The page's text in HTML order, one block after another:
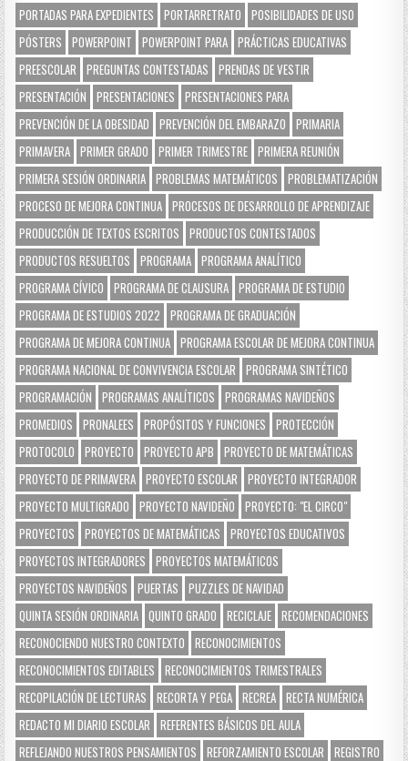
PORTADAS PARA EXPEDIENTES PORTARRETRATO
POSIBILIDADES DE USO
PÓSTERS
POWERPOINT POWERPOINT PARA PRÁCTICAS EDUCATIVAS
PREESCOLAR
PREGUNTAS CONTESTADAS
PRENDAS DE VESTIR
PRESENTACIÓN
PRESENTACIONES
PRESENTACIONES PARA
PREVENCIÓN DE LA OBESIDAD
PREVENCIÓN DEL EMBARAZO
PRIMARIA
PRIMAVERA PRIMER GRADO PRIMER TRIMESTRE PRIMERA REUNIÓN
PRIMERA SESIÓN ORDINARIA PROBLEMAS MATEMÁTICOS
PROBLEMATIZACIÓN
PROCESO DE MEJORA CONTINUA PROCESOS DE DESARROLLO DE APRENDIZAJE
PRODUCCIÓN DE TEXTOS ESCRITOS
PRODUCTOS CONTESTADOS
PRODUCTOS RESUELTOS
PROGRAMA PROGRAMA ANALÍTICO
PROGRAMA CÍVICO
PROGRAMA DE CLAUSURA PROGRAMA DE ESTUDIO
PROGRAMA DE ESTUDIOS 2022
PROGRAMA DE GRADUACIÓN
PROGRAMA DE MEJORA CONTINUA PROGRAMA ESCOLAR DE MEJORA CONTINUA
PROGRAMA NACIONAL DE CONVIVENCIA ESCOLAR
PROGRAMA SINTÉTICO
PROGRAMACIÓN
PROGRAMAS ANALÍTICOS
PROGRAMAS NAVIDEÑOS
PROMEDIOS
PRONALEES PROPÓSITOS Y FUNCIONES
PROTECCIÓN
PROTOCOLO
PROYECTO PROYECTO APB
PROYECTO DE MATEMÁTICAS
PROYECTO DE PRIMAVERA PROYECTO ESCOLAR
PROYECTO INTEGRADOR
PROYECTO MULTIGRADO
PROYECTO NAVIDEÑO
PROYECTO: "EL CIRCO"
PROYECTOS
PROYECTOS DE MATEMÁTICAS
PROYECTOS EDUCATIVOS
PROYECTOS INTEGRADORES
PROYECTOS MATEMÁTICOS
PROYECTOS NAVIDEÑOS
PUERTAS
PUZZLES DE NAVIDAD
QUINTA SESIÓN ORDINARIA QUINTO GRADO RECICLAJE RECOMENDACIONES
RECONOCIENDO NUESTRO CONTEXTO
RECONOCIMIENTOS
RECONOCIMIENTOS EDITABLES
RECONOCIMIENTOS TRIMESTRALES
RECOPILACIÓN DE LECTURAS
RECORTA Y PEGA RECREA RECTA NUMÉRICA
REDACTO MI DIARIO ESCOLAR
REFERENTES BÁSICOS DEL AULA
REFLEJANDO NUESTROS PENSAMIENTOS
REFORZAMIENTO ESCOLAR
REGISTRO